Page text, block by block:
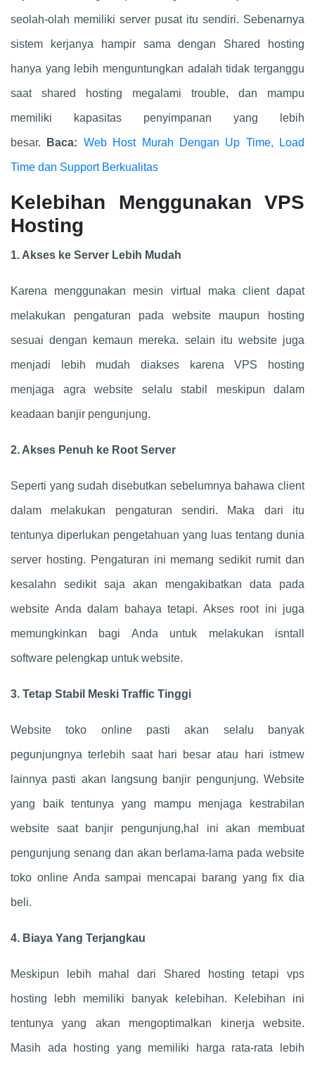
seolah-olah memiliki server pusat itu sendiri. Sebenarnya
sistem kerjanya hampir sama dengan Shared hosting
hanya yang lebih menguntungkan adalah tidak terganggu
saat shared hosting megalami trouble, dan mampu
memiliki kapasitas penyimpanan yang lebih
besar. Baca: Web Host Murah Dengan Up Time, Load
Time dan Support Berkualitas
Kelebihan Menggunakan VPS
Hosting
1. Akses ke Server Lebih Mudah
Karena menggunakan mesin virtual maka client dapat
melakukan pengaturan pada website maupun hosting
sesuai dengan kemaun mereka. selain itu website juga
menjadi lebih mudah diakses karena VPS hosting
menjaga agra website selalu stabil meskipun dalam
keadaan banjir pengunjung.
2. Akses Penuh ke Root Server
Seperti yang sudah disebutkan sebelumnya bahawa client
dalam melakukan pengaturan sendiri. Maka dari itu
tentunya diperlukan pengetahuan yang luas tentang dunia
server hosting. Pengaturan ini memang sedikit rumit dan
kesalahn sedikit saja akan mengakibatkan data pada
website Anda dalam bahaya tetapi. Akses root ini juga
memungkinkan bagi Anda untuk melakukan isntall
software pelengkap untuk website.
3. Tetap Stabil Meski Traffic Tinggi
Website toko online pasti akan selalu banyak
pegunjungnya terlebih saat hari besar atau hari istmew
lainnya pasti akan langsung banjir pengunjung. Website
yang baik tentunya yang mampu menjaga kestrabilan
website saat banjir pengunjung,hal ini akan membuat
pengunjung senang dan akan berlama-lama pada website
toko online Anda sampai mencapai barang yang fix dia
beli.
4. Biaya Yang Terjangkau
Meskipun lebih mahal dari Shared hosting tetapi vps
hosting lebh memiliki banyak kelebihan. Kelebihan ini
tentunya yang akan mengoptimalkan kinerja website.
Masih ada hosting yang memiliki harga rata-rata lebih